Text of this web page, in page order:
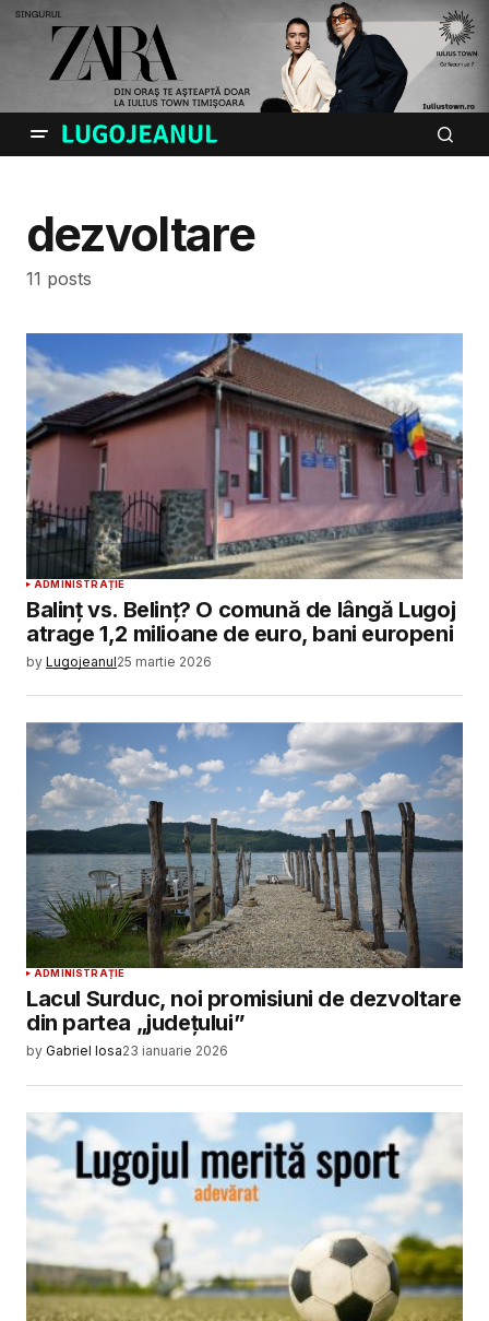
dezvoltare
11 posts
ADMINISTRAȚIE
Balinț vs. Belinț? O comună de lângă Lugoj
atrage 1,2 milioane de euro, bani europeni
by Lugojeanul25 martie 2026
ADMINISTRAȚIE
Lacul Surduc, noi promisiuni de dezvoltare
din partea „județului”
by Gabriel Iosa23 ianuarie 2026